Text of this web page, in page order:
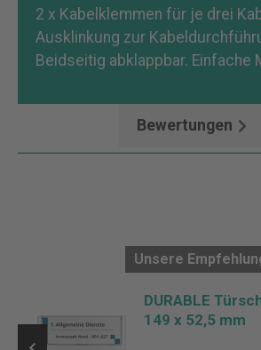
2 x Kabelklemmen für je drei
Ausklinkung zur
Beidseitig abklappbar. Einfache
Bewertungen
Unsere
DURABLE
149 x 52,5 mm